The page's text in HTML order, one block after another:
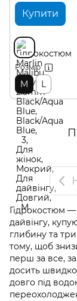
Купити
Розмір
M L
Гідрокостюм
дайвінгу,
глибину та
тому, щоб
перш за все,
досить швидко
довго під